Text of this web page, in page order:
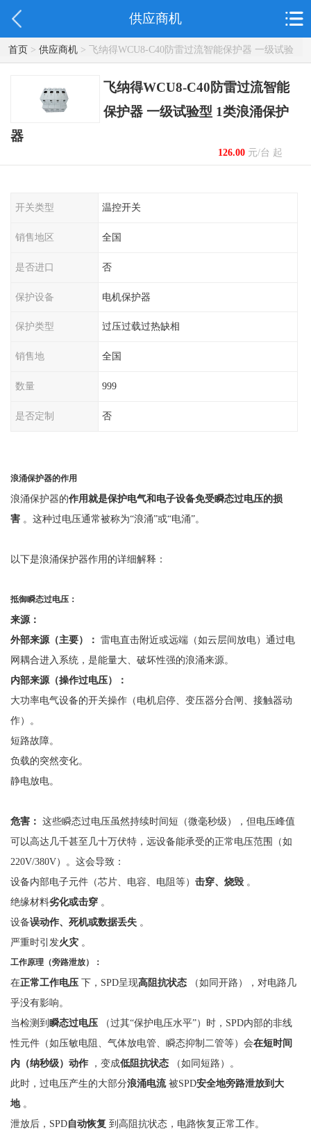
供应商机
首页> 供应商机> 飞纳得WCU8-C40防雷过流智能保护器 一级试验
型 1类浪涌保护器
飞纳得WCU8-C40防雷过流智能
保护器 一级试验型 1类浪涌保护
器
126.00元/台 起
开关类型 温控开关
销售地区 全国
是否进口 否
保护设备 电机保护器
保护类型 过压过载过热缺相
销售地 全国
数量 999
是否定制 否
浪涌保护器的作用
浪涌保护器的作用就是保护电气和电子设备免受瞬态过电压的损
害 。这种过电压通常被称为“浪涌”或“电涌”。
以下是浪涌保护器作用的详细解释：
抵御瞬态过电压：
来源：
外部来源（主要）： 雷电直击附近或远端（如云层间放电）通过电
网耦合进入系统，是能量大、破坏性强的浪涌来源。
内部来源（操作过电压）：
大功率电气设备的开关操作（电机启停、变压器分合闸、接触器动
作）。
短路故障。
负载的突然变化。
静电放电。
危害： 这些瞬态过电压虽然持续时间短（微毫秒级），但电压峰值
可以高达几千甚至几十万伏特，远设备能承受的正常电压范围（如
220V/380V）。这会导致：
设备内部电子元件（芯片、电容、电阻等） 击穿、烧毁 。
绝缘材料劣化或击穿 。
设备误动作、死机或数据丢失 。
严重时引发火灾 。
工作原理（旁路泄放）：
在正常工作电压 下， SPD呈现高阻抗状态
（如同开路），对电路几
乎没有影响。
当检测到瞬态过电压 （过其“保护电压水平”）时，SPD内部的非线
性元件（如压敏电阻、气体放电管、瞬态抑制二管等）会在短时间
内（纳秒级）动作
，变成低阻抗状态
（如同短路）。
此时，过电压产生的大部分浪涌电流 被SPD安全地旁路泄放到大
地 。
泄放后， SPD自动恢复 到高阻抗状态，电路恢复正常工作。